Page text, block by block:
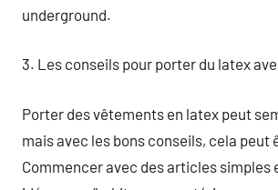
underground.
3. Les conseils pour porter du latex
Porter des vêtements en latex peut
mais avec les bons conseils, cela peut
Commencer avec des articles simples